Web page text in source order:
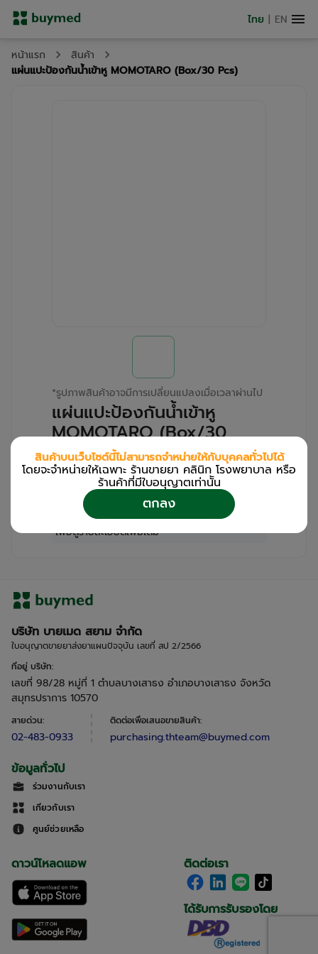
ไทย | EN
หน้าแรก
สินค้า
แผ่นแปะป้องกันน้ำเข้าหู MOMOTARO (Box/30 Pcs)
*รูปภาพสินค้าอาจมีการเปลี่ยนแปลงเมื่อเวลาผ่านไป
แผ่นแปะป้องกันน้ำเข้าหู
MOMOTARO (Box/30
Pcs)
สำหรับลูกค้าเฉพาะร้านขายยา คลินิก และโรง
พยาบาล
เข้าสู่ระบบ
เพื่อดูรายละเอียดเพิ่มเติม
บริษัท บายเมด สยาม จำกัด
ใบอนุญาตขายยาส่งยาแผนปัจจุบัน เลขที่ สป 2/2566
ที่อยู่ บริษัท:
เลขที่ 98/28 หมู่ที่ 1 ตำบลบางเสาธง อำเภอบางเสาธง จังหวัด
สมุทรปราการ 10570
สายด่วน:
02-483-0933
ติดต่อเพื่อเสนอขายสินค้า:
purchasing.thteam@buymed.com
ข้อมูลทั่วไป
ร่วมงานกับเรา
เกี่ยวกับเรา
ศูนย์ช่วยเหลือ
ติดต่อเรา
ได้รับการรับรองโดย
ดาวน์โหลดแอพ
สินค้าบนเว็บไซต์นี้ไม่สามารถจำหน่ายให้กับบุคคลทั่วไปได้
โดยจะจำหน่ายให้เฉพาะ ร้านขายยา คลินิก โรงพยาบาล หรือ
ร้านค้าที่มีใบอนุญาตเท่านััน
ตกลง